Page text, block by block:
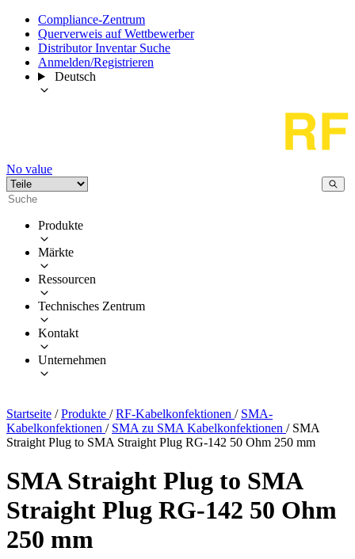
Compliance-Zentrum
Querverweis auf Wettbewerber
Distributor Inventar Suche
Anmelden/Registrieren
Deutsch
No value
Produkte
Märkte
Ressourcen
Technisches Zentrum
Kontakt
Unternehmen
Startseite / Produkte / RF-Kabelkonfektionen / SMA-
Kabelkonfektionen / SMA zu SMA Kabelkonfektionen / SMA
Straight Plug to SMA Straight Plug RG-142 50 Ohm 250 mm
SMA Straight Plug to SMA
Straight Plug RG-142 50 Ohm
250 mm